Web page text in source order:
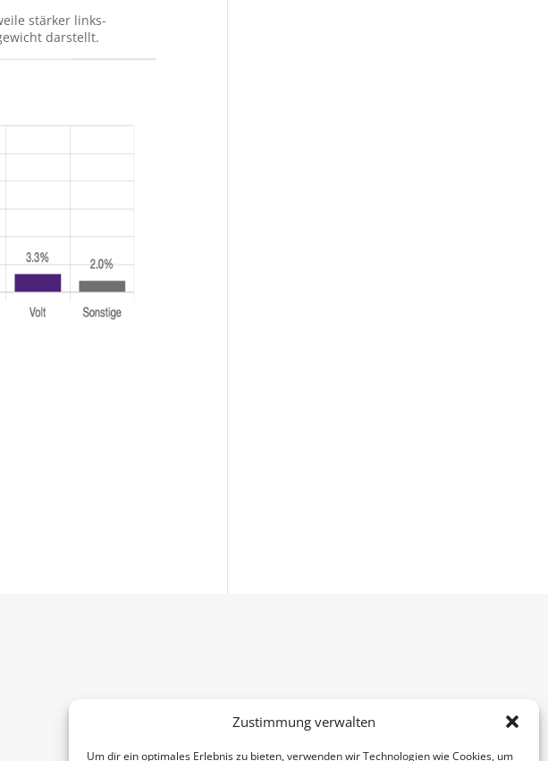
Zustimmung verwalten
Um dir ein optimales Erlebnis zu bieten, verwenden wir Technologien wie Cookies, um
stärker links-
darstellt.